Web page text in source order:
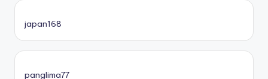
japan168
panglima77